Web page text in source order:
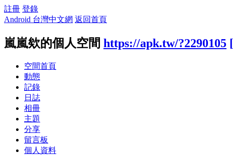
註冊 登錄
Android 台灣中文網 返回首頁
嵐嵐欸的個人空間 https://apk.tw/?2290105
空間首頁
動態
記錄
日誌
相冊
主題
分享
留言板
個人資料